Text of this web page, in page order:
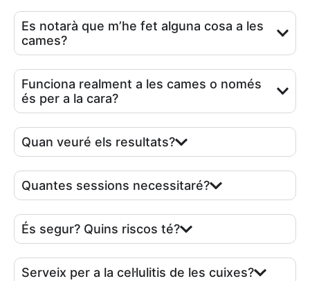
Es notarà que m’he fet alguna cosa a les
cames?
Funciona realment a les cames o només
és per a la cara?
Quan veuré els resultats?
Quantes sessions necessitaré?
És segur? Quins riscos té?
Serveix per a la cel·lulitis de les cuixes?